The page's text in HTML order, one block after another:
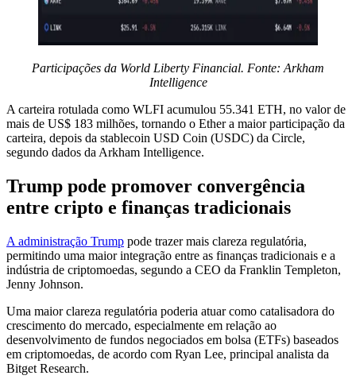
Participações da World Liberty Financial. Fonte: Arkham
Intelligence
A carteira rotulada como WLFI acumulou 55.341 ETH, no valor de
mais de US$ 183 milhões, tornando o Ether a maior participação da
carteira, depois da stablecoin USD Coin (USDC) da Circle,
segundo dados da Arkham Intelligence.
Trump pode promover convergência
entre cripto e finanças tradicionais
A administração Trump pode trazer mais clareza regulatória,
permitindo uma maior integração entre as finanças tradicionais e a
indústria de criptomoedas, segundo a CEO da Franklin Templeton,
Jenny Johnson.
Uma maior clareza regulatória poderia atuar como catalisadora do
crescimento do mercado, especialmente em relação ao
desenvolvimento de fundos negociados em bolsa (ETFs) baseados
em criptomoedas, de acordo com Ryan Lee, principal analista da
Bitget Research.